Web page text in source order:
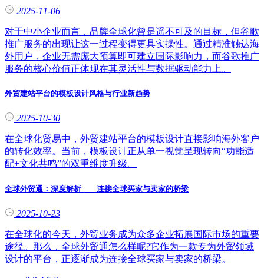
2025-11-06
对于中小企业而言，品牌全球化曾是遥不可及的目标，但谷歌
推广服务的出现让这一过程变得更具实操性。通过精准触达海
外用户，企业无需庞大预算即可建立国际影响力，而谷歌推广
服务的核心价值正体现在其灵活性与数据驱动能力上。
外贸建站平台的模板设计风格与行业新趋势
2025-10-30
在全球化贸易中，外贸建站平台的模板设计直接影响海外客户
的转化效率。当前，模板设计正从单一视觉呈现转向“功能适
配+文化共鸣”的双重维度升级。
全球外贸通：深度解析——连接全球买家与卖家的桥梁
2025-10-23
在全球化的今天，外贸业务成为众多企业拓展国际市场的重要
途径。那么，全球外贸通怎么样呢?它作为一款专为外贸领域
设计的平台，正逐渐成为连接全球买家与卖家的桥梁。